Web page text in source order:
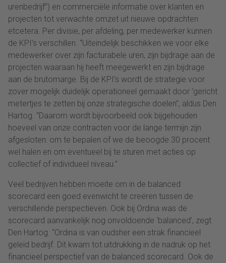
urenbedrijf”) en commerciële informatie over klanten en
projecten tot verwachte omzet uit nieuwe opdrachten
etcetera. Per divisie, per afdeling, per medewerker kunnen
de KPI’s verschillen. “Uiteindelijk beschikken we voor elke
medewerker over zijn facturabele uren, zijn bijdrage aan de
projecten waaraan hij heeft meegewerkt en zijn bijdrage
aan de brutomarge. Bij de KPI’s wordt de strategie voor
zover mogelijk duidelijk operationeel gemaakt door ‘gericht
metertjes te zetten bij onze strategische doelen”, aldus Den
Hartog. “Daarom wordt bijvoorbeeld ook bijgehouden
hoeveel van onze contracten voor de lange termijn zijn
afgesloten: om te bepalen of we de beoogde 30 procent
wel halen en om eventueel bij te sturen met acties op
collectief of individueel niveau.”
Veel bedrijven hebben moeite om in de balanced
scorecard een goed evenwicht te creëren tussen de
verschillende perspectieven. Ook bij Ordina was de
scorecard aanvankelijk nog onvoldoende ‘balanced’, zegt
Den Hartog. “Ordina is van oudsher een strak financieel
geleid bedrijf. Dit kwam tot uitdrukking in de nadruk op het
financieel perspectief van de balanced scorecard. Ook de